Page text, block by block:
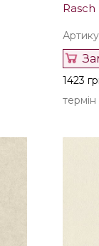
1423
термін